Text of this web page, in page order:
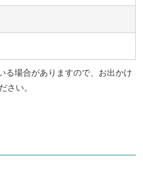
場合がありますので、お出かけ
さい。